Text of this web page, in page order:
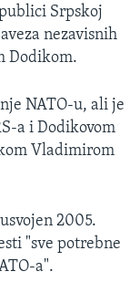
Srpskoj
nezavisnih
Dodikom.
NATO-u, ali je
a i Dodikovom
Vladimirom
2005.
"sve potrebne
a".